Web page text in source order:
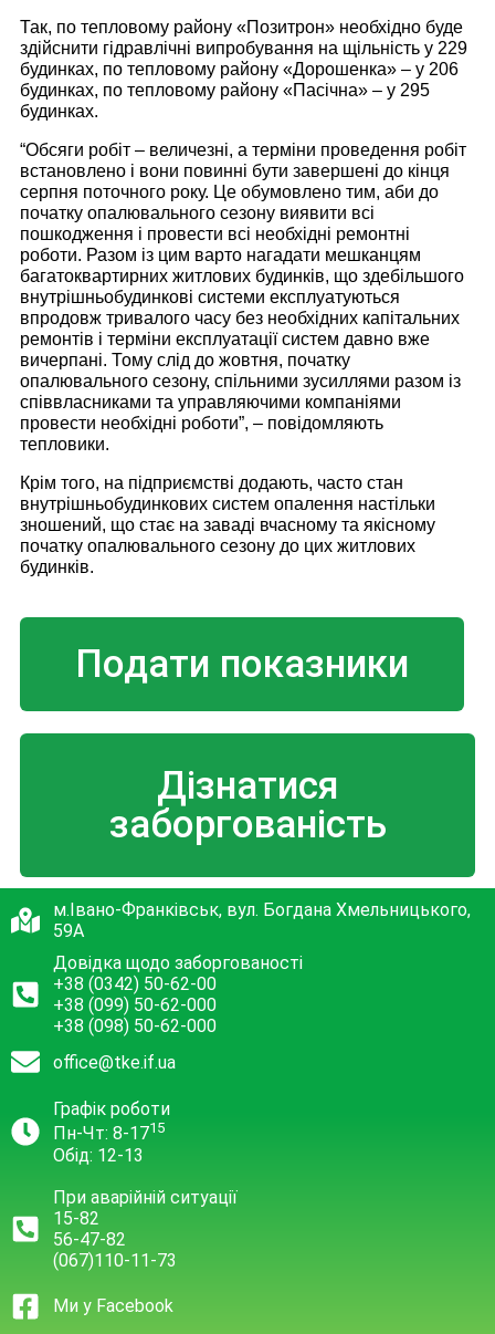
Так, по тепловому району «Позитрон» необхідно буде
здійснити гідравлічні випробування на щільність у 229
будинках, по тепловому району «Дорошенка» – у 206
будинках, по тепловому району «Пасічна» – у 295
будинках.
“Обсяги робіт – величезні, а терміни проведення робіт
встановлено і вони повинні бути завершені до кінця
серпня поточного року. Це обумовлено тим, аби до
початку опалювального сезону виявити всі
пошкодження і провести всі необхідні ремонтні
роботи. Разом із цим варто нагадати мешканцям
багатоквартирних житлових будинків, що здебільшого
внутрішньобудинкові системи експлуатуються
впродовж тривалого часу без необхідних капітальних
ремонтів і терміни експлуатації систем давно вже
вичерпані. Тому слід до жовтня, початку
опалювального сезону, спільними зусиллями разом із
співвласниками та управляючими компаніями
провести необхідні роботи”, – повідомляють
тепловики.
Крім того, на підприємстві додають, часто стан
внутрішньобудинкових систем опалення настільки
зношений, що стає на заваді вчасному та якісному
початку опалювального сезону до цих житлових
будинків.
Подати показники
Дізнатися
заборгованість
м.Івано-Франківськ, вул. Богдана Хмельницького,
59А
Довідка щодо заборгованості
+38 (0342) 50-62-00
+38 (099) 50-62-000
+38 (098) 50-62-000
office@tke.if.ua
Графік роботи
Пн-Чт: 8-1715
Обід: 12-13
При аварійній ситуації
15-82
56-47-82
(067)110-11-73
Ми у Facebook